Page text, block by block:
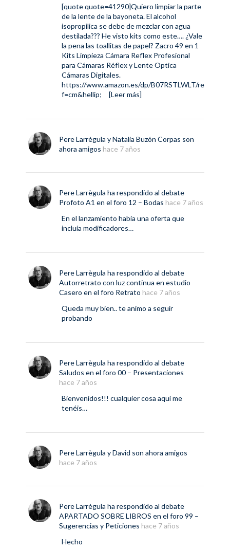
[quote quote=41290]Quiero limpiar la parte
de la lente de la bayoneta. El alcohol
isopropilica se debe de mezclar con agua
destilada??? He visto kits como este…. ¿Vale
la pena las toallitas de papel? Zacro 49 en 1
Kits Limpieza Cámara Reflex Profesional
para Cámaras Réflex y Lente Optica
Cámaras Digitales.
https://www.amazon.es/dp/B07RSTLWLT/re
f=cm&hellip; [Leer más]
Pere Larrègula yNatalia Buzón Corpas son
ahora amigos hace 7 años
Pere Larrègula ha respondido al debate
Profoto A1 en el foro 12 – Bodas hace 7 años
En el lanzamiento había una oferta que
incluía modificadores…
Pere Larrègula ha respondido al debate
Autorretrato con luz continua en estudio
Casero en el foro Retrato hace 7 años
Queda muy bien.. te animo a seguir
probando
Pere Larrègula ha respondido al debate
Saludos en el foro 00 – Presentaciones
hace 7 años
Bienvenidos!!! cualquier cosa aquí me
tenéis…
Pere Larrègula yDavid son ahora amigos
hace 7 años
Pere Larrègula ha respondido al debate
APARTADO SOBRE LIBROS en el foro 99 –
Sugerencias y Peticiones hace 7 años
Hecho